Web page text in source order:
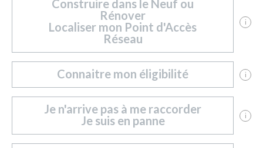
Construire dans le Neuf ou
Rénover
Localiser mon Point d'Accès
Réseau
i
Connaitre mon éligibilité i
Je n'arrive pas à me raccorder
Je suis en panne
i